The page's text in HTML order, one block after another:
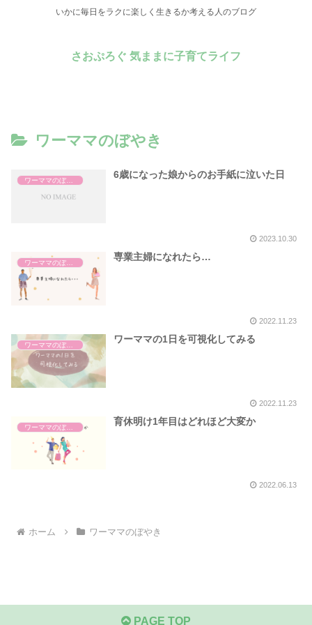
いかに毎日をラクに楽しく生きるか考える人のブログ
さおぷろぐ 気ままに子育てライフ
ワーママのぼやき
ワーママのぼやき
6歳になった娘からのお手紙に泣いた日
2023.10.30
専業主婦になれたら…
2022.11.23
ワーママの1日を可視化してみる
2022.11.23
育休明け1年目はどれほど大変か
2022.06.13
ホーム ワーママのぼやき
PAGE TOP